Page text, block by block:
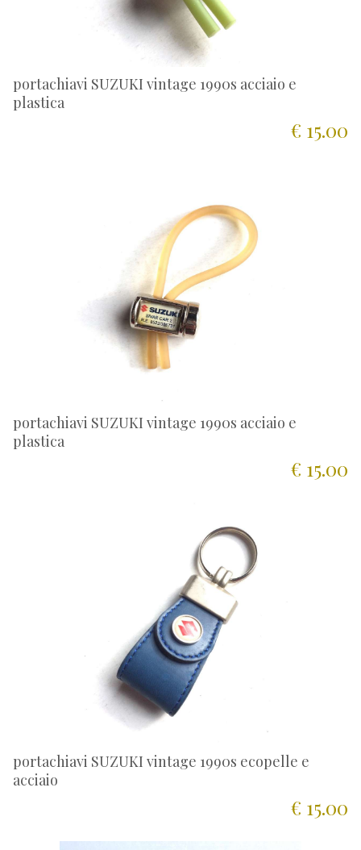
portachiavi SUZUKI vintage 1990s acciaio e
plastica
€ 15.00
portachiavi SUZUKI vintage 1990s acciaio e
plastica
€ 15.00
portachiavi SUZUKI vintage 1990s ecopelle e
acciaio
€ 15.00